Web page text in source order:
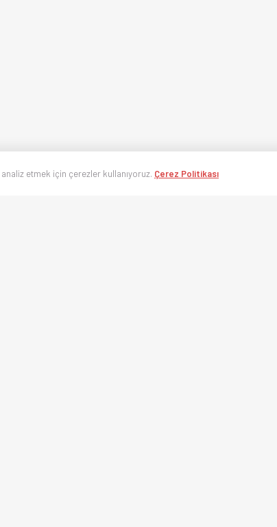
etmek için çerezler kullanıyoruz. Çerez Politikası